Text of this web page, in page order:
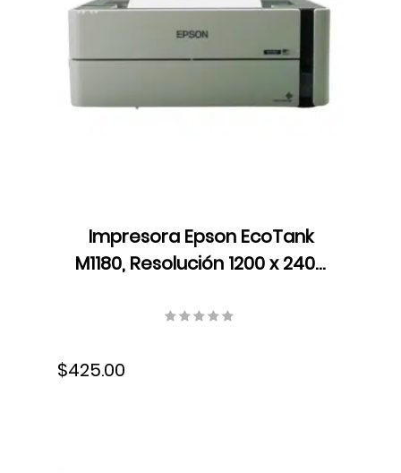
Impresora Epson EcoTank
M1180, Resolución 1200 x 2400
Velocidad 20 ISO ppm, Ciclo
$425.00